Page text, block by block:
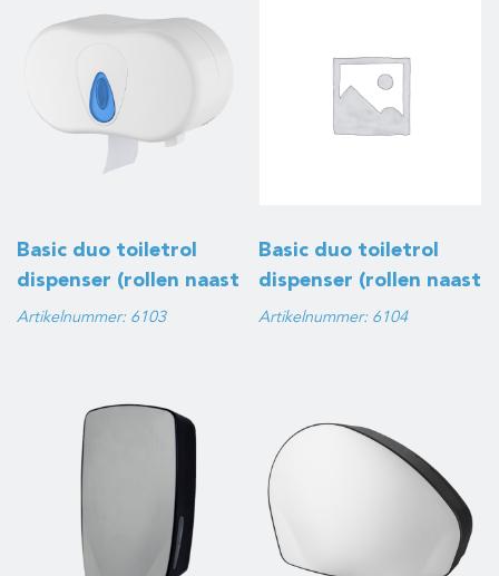
Basic duo toiletrol
dispenser (rollen naast
elkaar, coreless), wit
Artikelnummer: 6103
Basic duo toiletrol
dispenser (rollen naast
elkaar), zwart
Artikelnummer: 6104